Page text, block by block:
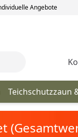
Angebote
Teichschutzzaun